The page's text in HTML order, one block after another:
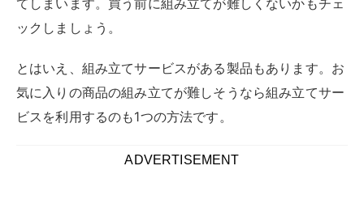
ここからは広々と作業スペースを確保できる
L字型のデ
スクからおすすめの商品を紹介します
字の形状もさまざまですし、サイズも大きく異なりま
す。中には長机型に組み立てられる商品もありますよ。
気になる商品をチェックしてみてください。
モダンデコ パソコンデスク